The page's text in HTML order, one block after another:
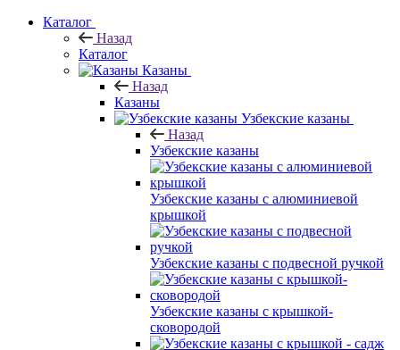
Каталог
Назад
Каталог
Казаны
Назад
Казаны
Узбекские казаны
Назад
Узбекские казаны
Узбекские казаны с алюминиевой
крышкой
Узбекские казаны с подвесной ручкой
Узбекские казаны с крышкой-
сковородой